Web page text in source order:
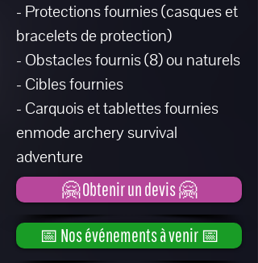
- Protections fournies (casques et
bracelets de protection)
- Obstacles fournis (8) ou naturels
- Cibles fournies
- Carquois et tablettes fournies
enmode archery survival
adventure
🤗 Obtenir un devis 🤗
📅 Nos événements à venir 📅